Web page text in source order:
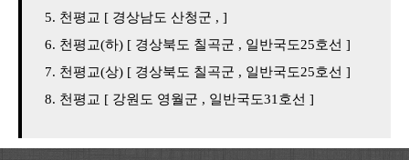
천평교 [ 경상남도 산청군 , ]
천평교(하) [ 경상북도 칠곡군 , 일반국도25호선 ]
천평교(상) [ 경상북도 칠곡군 , 일반국도25호선 ]
천평교 [ 강원도 영월군 , 일반국도31호선 ]